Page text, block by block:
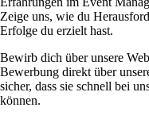
Zeige uns, wie du
Erfolge du erzielt hast.
Bewirb dich über unsere
Bewerbung direkt über
sicher, dass sie schnell bei
können.